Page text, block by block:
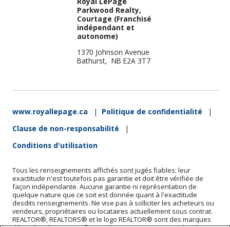
Parkwood Realty,
Courtage (Franchisé
indépendant et
autonome)
1370 Johnson Avenue
Bathurst, NB E2A 3T7
www.royallepage.ca | Politique de confidentialité
|
Clause de non-responsabilité
|
Conditions d'utilisation
Tous les renseignements affichés sont jugés fiables; leur
exactitude n'est toutefois pas garantie et doit être vérifiée de
façon indépendante. Aucune garantie ni représentation de
quelque nature que ce soit est donnée quant à l'exactitude
desdits renseignements. Ne vise pas à solliciter les acheteurs ou
vendeurs, propriétaires ou locataires actuellement sous contrat.
REALTOR®, REALTORS® et le logo REALTOR® sont des marques